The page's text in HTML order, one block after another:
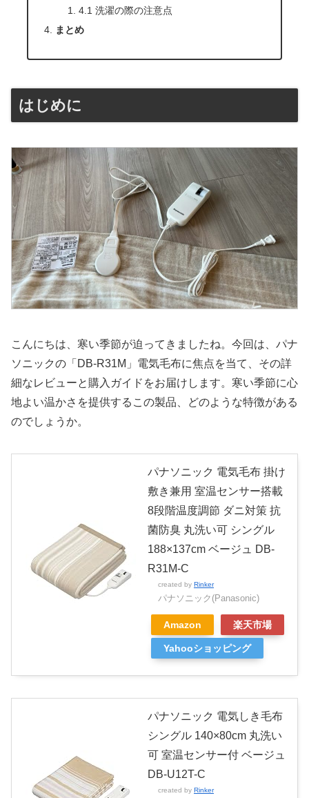
4.1 洗濯の際の注意点
まとめ
はじめに
こんにちは、寒い季節が迫ってきましたね。今回は、パナ
ソニックの「DB-R31M」電気毛布に焦点を当て、その詳
細なレビューと購入ガイドをお届けします。寒い季節に心
地よい温かさを提供するこの製品、どのような特徴がある
のでしょうか。
パナソニック 電気毛布 掛け
敷き兼用 室温センサー搭載
8段階温度調節 ダニ対策 抗
菌防臭 丸洗い可 シングル
188×137cm ベージュ DB-
R31M-C
created by Rinker
パナソニック(Panasonic)
Amazon 楽天市場
Yahooショッピング
パナソニック 電気しき毛布
シングル 140×80cm 丸洗い
可 室温センサー付 ベージュ
DB-U12T-C
created by Rinker